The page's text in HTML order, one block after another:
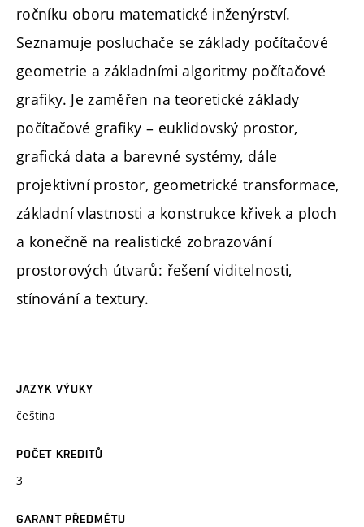
ročníku oboru matematické inženýrství.
Seznamuje posluchače se základy počítačové
geometrie a základními algoritmy počítačové
grafiky. Je zaměřen na teoretické základy
počítačové grafiky – euklidovský prostor,
grafická data a barevné systémy, dále
projektivní prostor, geometrické transformace,
základní vlastnosti a konstrukce křivek a ploch
a konečně na realistické zobrazování
prostorových útvarů: řešení viditelnosti,
stínování a textury.
JAZYK VÝUKY
čeština
POČET KREDITŮ
3
GARANT PŘEDMĚTU